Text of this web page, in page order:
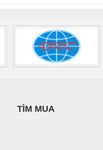
TÌM MUA